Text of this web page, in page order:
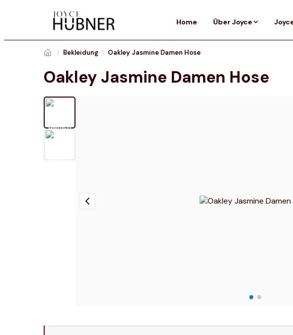
Home Über Joyce
| Bekleidung | Oakley Jasmine Damen Hose
Oakley Jasmine Damen Hose